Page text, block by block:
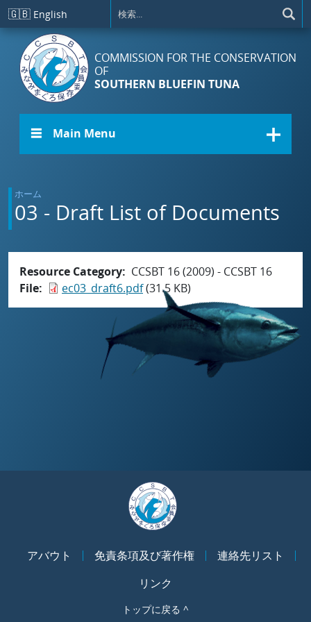
メインコンテンツに移動
🇬🇧 English
COMMISSION FOR THE CONSERVATION
OF
SOUTHERN BLUEFIN TUNA
☰ Main Menu
ホーム
03 - Draft List of Documents
Resource Category
CCSBT 16 (2009) - CCSBT 16
File
ec03_draft6.pdf(31.5 KB)
アバウト 免責条項及び著作権
連絡先リスト
リンク
トップに戻る ^